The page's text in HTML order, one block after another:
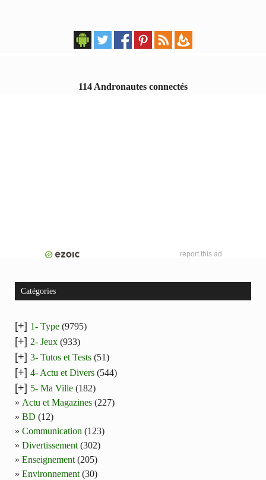
114 Andronautes connectés
report this ad
Catégories
[+] 1- Type (9795)
[+] 2- Jeux (933)
[+] 3- Tutos et Tests (51)
[+] 4- Actu et Divers (544)
[+] 5- Ma Ville (182)
Actu et Magazines (227)
BD (12)
Communication (123)
Divertissement (302)
Enseignement (205)
Environnement (30)